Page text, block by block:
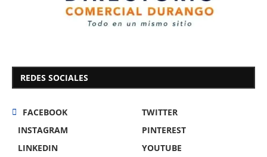
REDES SOCIALES
FACEBOOK
TWITTER
INSTAGRAM
PINTEREST
LINKEDIN
YOUTUBE